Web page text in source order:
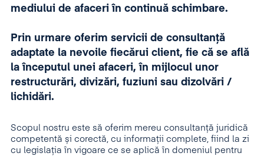
mediului de afaceri în continuă schimbare.
Prin urmare oferim servicii de consultanță
adaptate la nevoile fiecărui client, fie că se află
la începutul unei afaceri, în mijlocul unor
restructurări, divizări, fuziuni sau dizolvări /
lichidări.
Scopul nostru este să oferim mereu consultanță juridică
competentă și corectă, cu informații complete, fiind la zi
cu legislația în vigoare ce se aplică în domeniul pentru